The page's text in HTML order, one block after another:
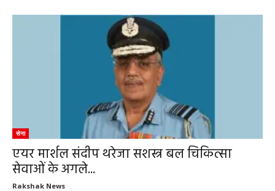
सेना
एयर मार्शल संदीप थरेजा सशस्त्र बल चिकित्सा
सेवाओं के अगले...
Rakshak News